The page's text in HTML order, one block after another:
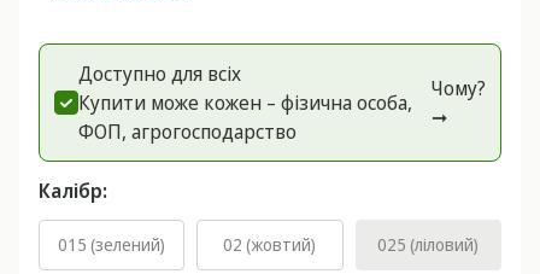
Доступно для всіх
Купити може кожен – фізична особа,
ФОП, агрогоспoдарство
Чому?
➞
Калібр:
015 (зелений) 02 (жовтий) 025 (ліловий)